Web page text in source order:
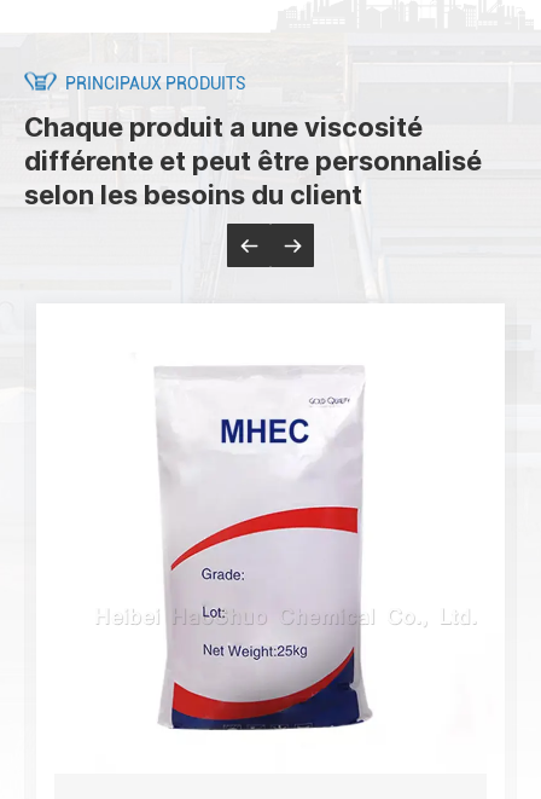
PRINCIPAUX PRODUITS
Chaque produit a une viscosité
différente et peut être personnalisé
selon les besoins du client